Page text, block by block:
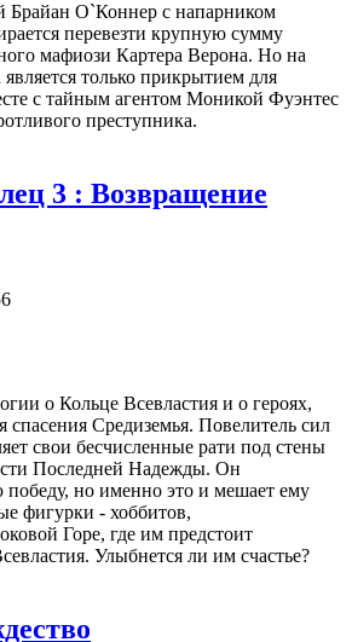
О`Коннер с напарником
перевезти крупную сумму
мафиози Картера Верона. Но на
является только прикрытием для
с тайным агентом Моникой Фуэнтес
преступника.
3 : Возвращение
о Кольце Всевластия и о героях,
спасения Средиземья. Повелитель сил
свои бесчисленные рати под стены
Последней Надежды. Он
победу, но именно это и мешает ему
фигурки - хоббитов,
Горе, где им предстоит
Улыбнется ли им счастье?